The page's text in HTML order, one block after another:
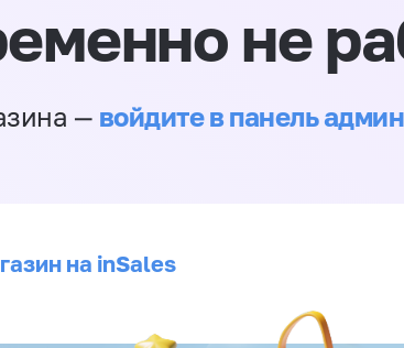
не
— войдите в панель
на inSales